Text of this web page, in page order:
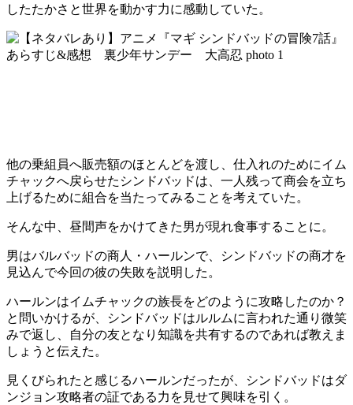
したたかさと世界を動かす力に感動していた。
他の乗組員へ販売額のほとんどを渡し、仕入れのためにイム
チャックへ戻らせたシンドバッドは、一人残って商会を立ち
上げるために組合を当たってみることを考えていた。
そんな中、昼間声をかけてきた男が現れ食事することに。
男はバルバッドの商人・ハールンで、シンドバッドの商才を
見込んで今回の彼の失敗を説明した。
ハールンはイムチャックの族長をどのように攻略したのか？
と問いかけるが、シンドバッドはルルムに言われた通り微笑
みで返し、自分の友となり知識を共有するのであれば教えま
しょうと伝えた。
見くびられたと感じるハールンだったが、シンドバッドはダ
ンジョン攻略者の証である力を見せて興味を引く。